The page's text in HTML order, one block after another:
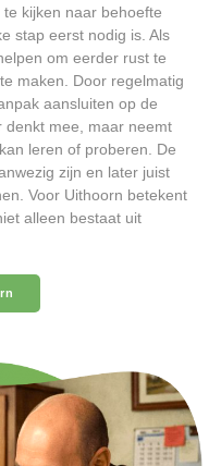
kijken naar behoefte
stap eerst nodig is. Als
om eerder rust te
maken. Door regelmatig
aansluiten op de
denkt mee, maar neemt
leren of proberen. De
zijn en later juist
Voor Uithoorn betekent
alleen bestaat uit